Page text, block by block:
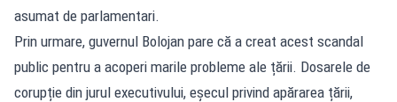
asumat de parlamentari.
Prin urmare, guvernul Bolojan pare că a creat acest scandal
public pentru a acoperi marile probleme ale țării. Dosarele de
corupție din jurul executivului, eșecul privind apărarea țării,